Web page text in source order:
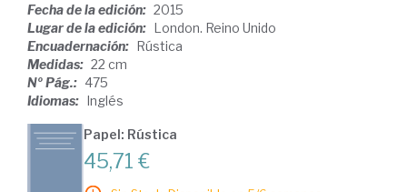
Fecha de la edición: 2015
Lugar de la edición: London. Reino Unido
Encuadernación: Rústica
Medidas: 22 cm
Nº Pág.: 475
Idiomas: Inglés
Papel: Rústica
45,71 €